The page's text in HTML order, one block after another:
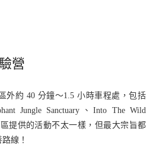
營
外約 40 分鐘～1.5 小時車程處，包括
Jungle Sanctuary、Into The Wild
區提供的活動不太一樣，但最大宗旨都
線！